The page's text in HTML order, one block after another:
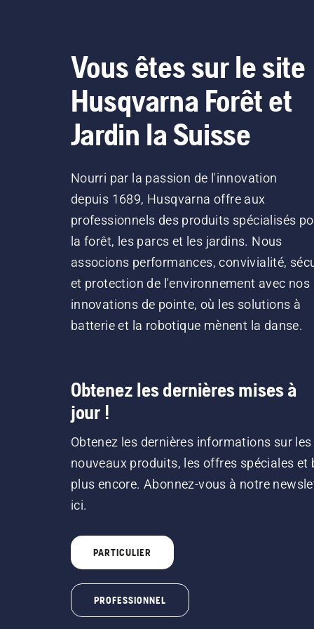
Vous êtes sur le site
Husqvarna Forêt et
Jardin la Suisse
Nourri par la passion de l'innovation
depuis 1689, Husqvarna offre aux
professionnels des produits spécialisés
la forêt, les parcs et les jardins. Nous
associons performances, convivialité,
et protection de l'environnement avec nos
innovations de pointe, où les solutions à
batterie et la robotique mènent la danse.
Obtenez les dernières mises à
jour !
Obtenez les dernières informations sur les
nouveaux produits, les offres spéciales et
plus encore. Abonnez-vous à notre
ici.
PARTICULIER
PROFESSIONNEL